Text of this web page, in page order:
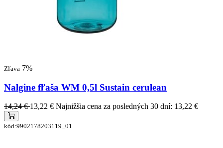
Zľava 7%
Nalgine fľaša WM 0,5l Sustain cerulean
14,24 €13,22 € Najnižšia cena za posledných 30 dní: 13,22 €
kód:9902178203119_01